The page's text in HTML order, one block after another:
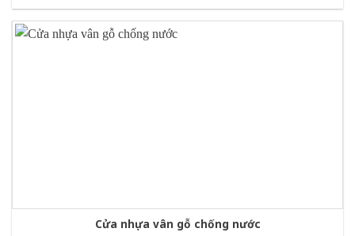
Cửa nhựa vân gỗ chống nước